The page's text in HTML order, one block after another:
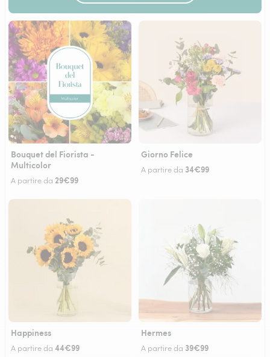
Bouquet del Fiorista -
Multicolor
A partire da 29€99
Giorno Felice
A partire da 34€99
Happiness
A partire da 44€99
Hermes
A partire da 39€99